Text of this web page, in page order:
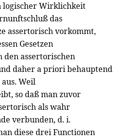
logischer Wirklichkeit
das
assertorisch vorkommt,
Gesetzen
den assertorischen
daher a priori behauptend
Weil
so daß man zuvor
als wahr
verbunden, d. i.
diese drei Functionen